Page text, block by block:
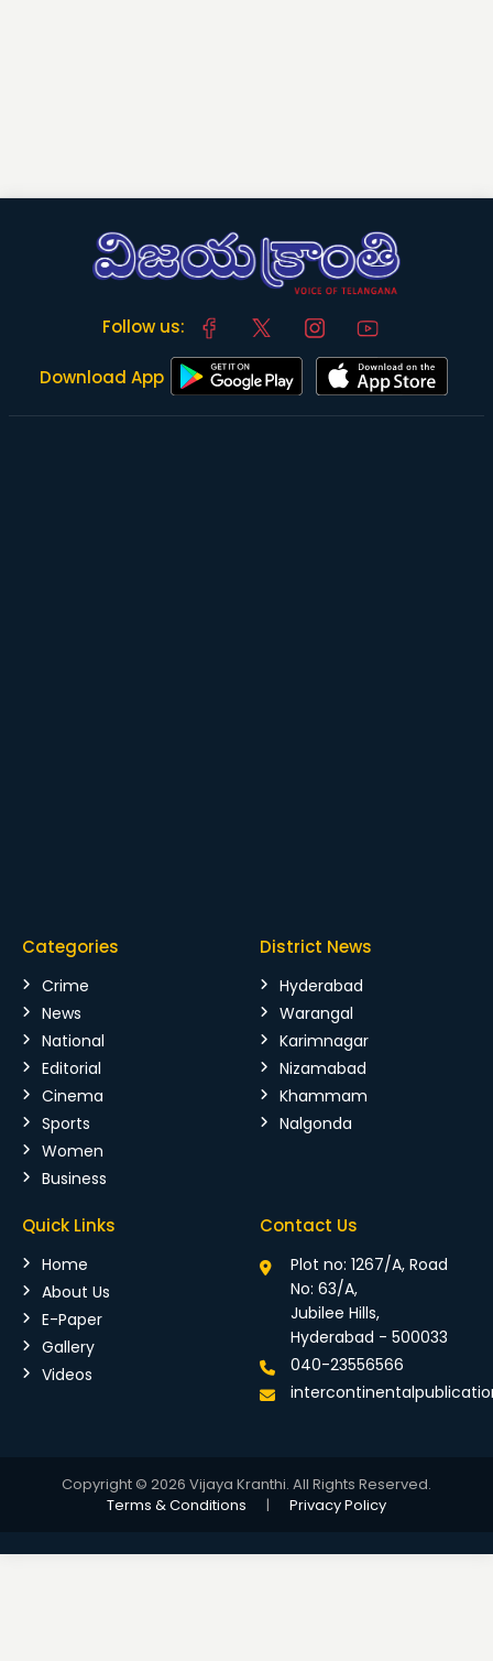
Follow us:
Download App
Categories
Crime
News
National
Editorial
Cinema
Sports
Women
Business
District News
Hyderabad
Warangal
Karimnagar
Nizamabad
Khammam
Nalgonda
Quick Links
Home
About Us
E-Paper
Gallery
Videos
Contact Us
Plot no: 1267/A, Road
No: 63/A,
Jubilee Hills,
Hyderabad - 500033
040-23556566
Copyright © 2026 Vijaya Kranthi. All Rights Reserved.
Terms & Conditions
| Privacy Policy